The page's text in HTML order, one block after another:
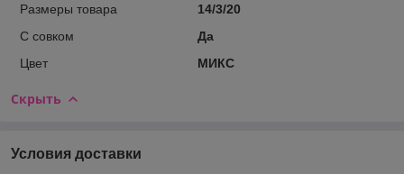
Размеры товара
14/3/20
С совком
Да
Цвет
МИКС
Скрыть
Условия доставки